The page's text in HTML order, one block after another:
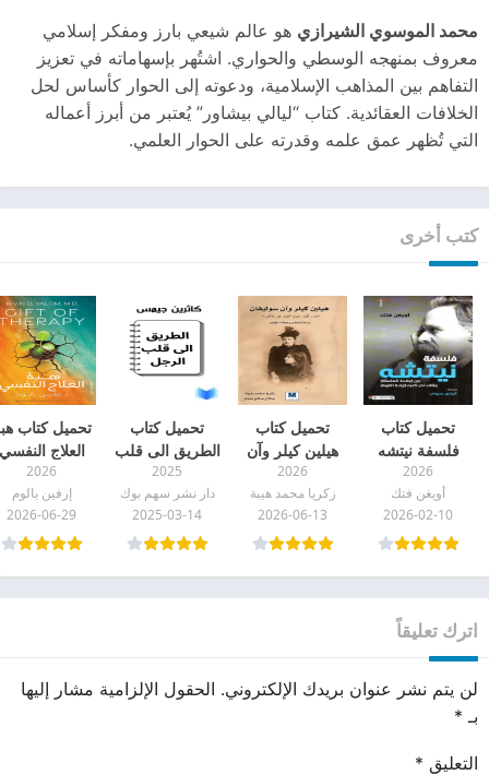
محمد الموسوي الشيرازي هو عالم شيعي بارز ومفكر إسلامي
معروف بمنهجه الوسطي والحواري. اشتُهر بإسهاماته في تعزيز
التفاهم بين المذاهب الإسلامية، ودعوته إلى الحوار كأساس لحل
الخلافات العقائدية. كتاب “ليالي بيشاور” يُعتبر من أبرز أعماله
التي تُظهر عمق علمه وقدرته على الحوار العلمي.
كتب أخرى
تحميل كتاب
فلسفة نيتشه
pdf
2026
أويغن فتك
2026-02-10
تحميل كتاب
هيلين كيلر وآن
سوليفان pdf
2026
زكريا محمد هيبة
2026-06-13
تحميل كتاب
الطريق الى قلب
الرجل كاثرين
جيمس pdf
2025
دار نشر سهم بوك
2025-03-14
تحميل كتاب
العلاج
pdf
2026
إرفين يالوم
2026-06-29
اترك تعليقاً
لن يتم نشر عنوان بريدك الإلكتروني. الحقول الإلزامية مشار إليها
بـ *
التعليق *